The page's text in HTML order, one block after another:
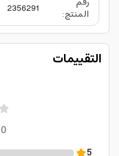
المنتج:
2356291
التقييمات
0
5